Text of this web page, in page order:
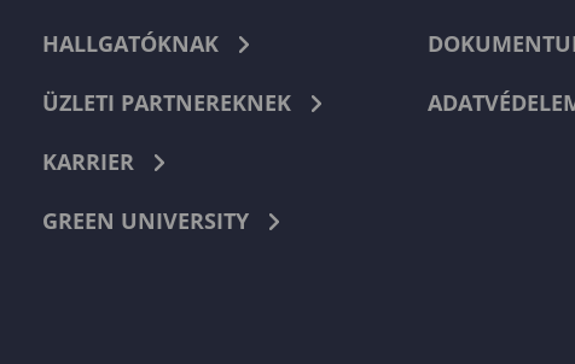
HALLGATÓKNAK
ÜZLETI PARTNEREKNEK
KARRIER
GREEN UNIVERSITY